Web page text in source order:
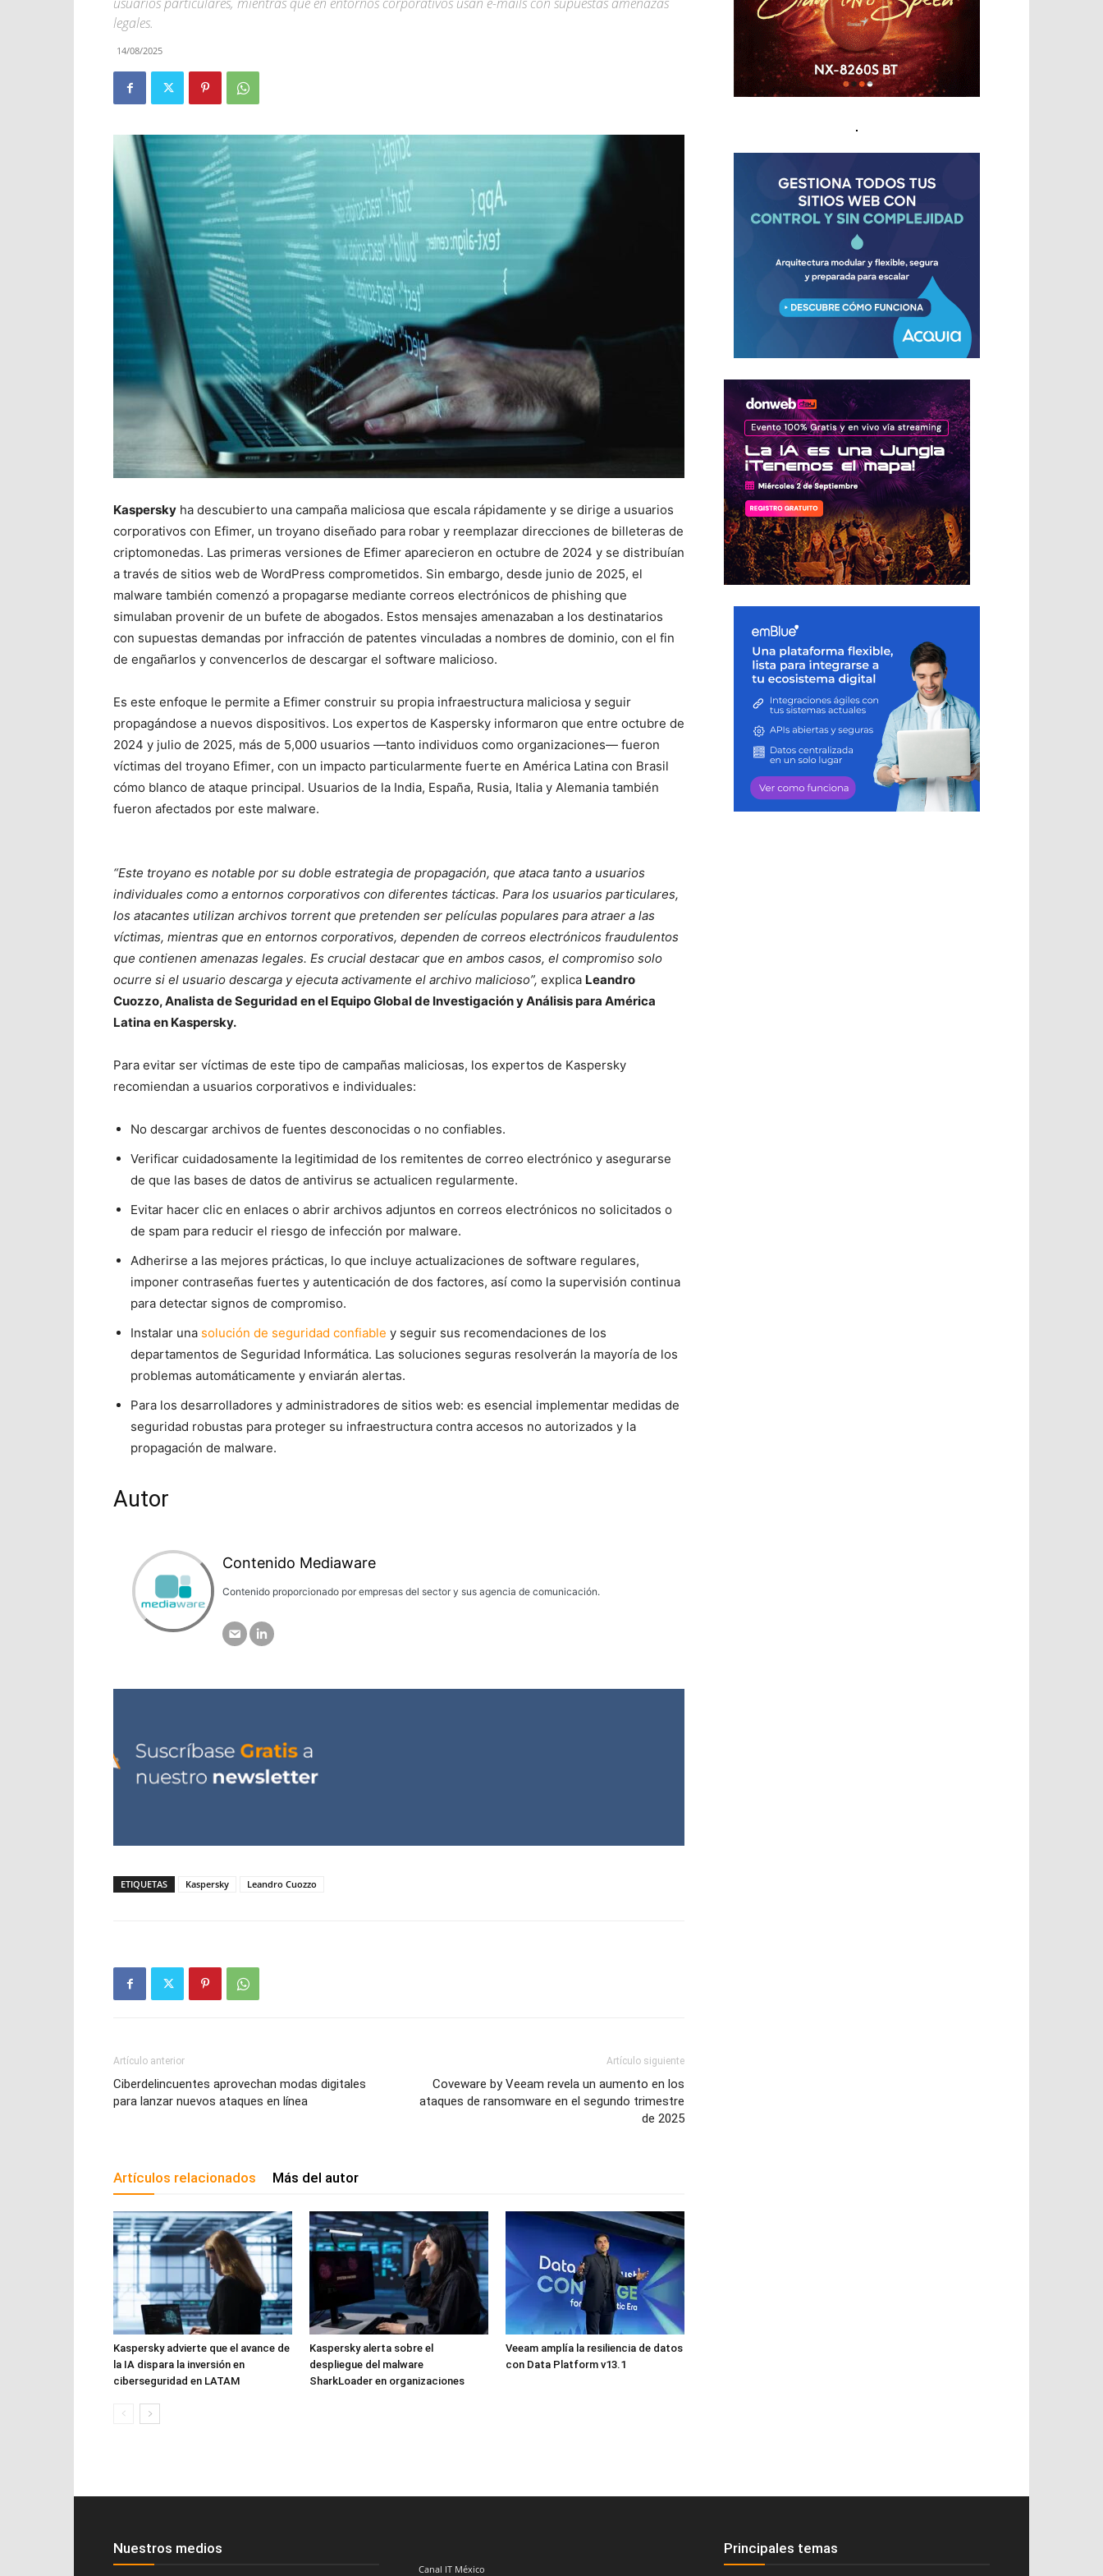
legales.
14/08/2025
Kaspersky ha descubierto una campaña maliciosa que escala rápidamente y se dirige a usuarios
corporativos con Efimer, un troyano diseñado para robar y reemplazar direcciones de billeteras de
criptomonedas. Las primeras versiones de Efimer aparecieron en octubre de 2024 y se distribuían
a través de sitios web de WordPress comprometidos. Sin embargo, desde junio de 2025, el
malware también comenzó a propagarse mediante correos electrónicos de phishing que
simulaban provenir de un bufete de abogados. Estos mensajes amenazaban a los destinatarios
con supuestas demandas por infracción de patentes vinculadas a nombres de dominio, con el fin
de engañarlos y convencerlos de descargar el software malicioso.
Es este enfoque le permite a Efimer construir su propia infraestructura maliciosa y seguir
propagándose a nuevos dispositivos. Los expertos de Kaspersky informaron que entre octubre de
2024 y julio de 2025, más de 5,000 usuarios —tanto individuos como organizaciones— fueron
víctimas del troyano Efimer, con un impacto particularmente fuerte en América Latina con Brasil
cómo blanco de ataque principal. Usuarios de la India, España, Rusia, Italia y Alemania también
fueron afectados por este malware.
“Este troyano es notable por su doble estrategia de propagación, que ataca tanto a usuarios
individuales como a entornos corporativos con diferentes tácticas. Para los usuarios particulares,
los atacantes utilizan archivos torrent que pretenden ser películas populares para atraer a las
víctimas, mientras que en entornos corporativos, dependen de correos electrónicos fraudulentos
que contienen amenazas legales. Es crucial destacar que en ambos casos, el compromiso solo
ocurre si el usuario descarga y ejecuta activamente el archivo malicioso”, explica Leandro
Cuozzo, Analista de Seguridad en el Equipo Global de Investigación y Análisis para América
Latina en Kaspersky.
Para evitar ser víctimas de este tipo de campañas maliciosas, los expertos de Kaspersky
recomiendan a usuarios corporativos e individuales:
No descargar archivos de fuentes desconocidas o no confiables.
Verificar cuidadosamente la legitimidad de los remitentes de correo electrónico y asegurarse
de que las bases de datos de antivirus se actualicen regularmente.
Evitar hacer clic en enlaces o abrir archivos adjuntos en correos electrónicos no solicitados o
de spam para reducir el riesgo de infección por malware.
Adherirse a las mejores prácticas, lo que incluye actualizaciones de software regulares,
imponer contraseñas fuertes y autenticación de dos factores, así como la supervisión continua
para detectar signos de compromiso.
Instalar una solución de seguridad confiable y seguir sus recomendaciones de los
departamentos de Seguridad Informática. Las soluciones seguras resolverán la mayoría de los
problemas automáticamente y enviarán alertas.
Para los desarrolladores y administradores de sitios web: es esencial implementar medidas de
seguridad robustas para proteger su infraestructura contra accesos no autorizados y la
propagación de malware.
Autor
Contenido Mediaware
Contenido proporcionado por empresas del sector y sus agencia de comunicación.
ETIQUETAS Kaspersky Leandro Cuozzo
Artículo anterior
Ciberdelincuentes aprovechan modas digitales
para lanzar nuevos ataques en línea
Artículo siguiente
Coveware by Veeam revela un aumento en los
ataques de ransomware en el segundo trimestre
de 2025
Artículos relacionados Más del autor
Kaspersky advierte que el avance de
la IA dispara la inversión en
ciberseguridad en LATAM
Kaspersky alerta sobre el
despliegue del malware
SharkLoader en organizaciones
Veeam amplía la resiliencia de datos
con Data Platform v13.1
Nuestros medios
Canal IT México
Principales temas